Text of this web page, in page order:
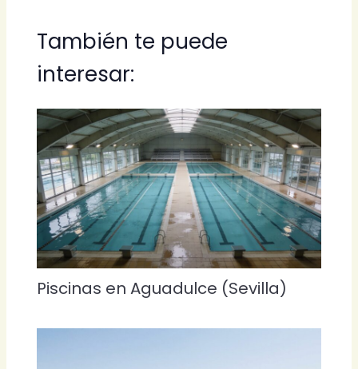
También te puede
interesar:
Piscinas en Aguadulce (Sevilla)